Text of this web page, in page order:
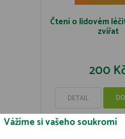
Čtení o lidovém
zvířat
200
DETAIL
Vážíme si vašeho soukromí